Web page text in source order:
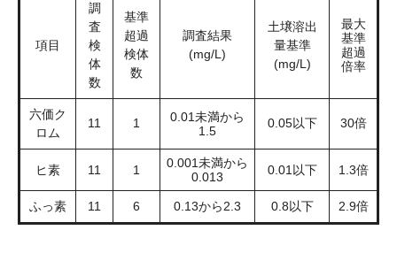
項目
調
査
検
体
数
基準
超過
検体
数​
調査結果
(mg/L)
土壌溶出
量基準
(mg/L)
最大
基準
超過
倍率
六価ク
ロム
11 1
0.01未満から
1.5
0.05以下 30倍
ヒ素 11 1
0.001未満から
0.013
0.01以下 1.3倍
ふっ素 11 6 0.13から2.3 0.8以下 2.9倍